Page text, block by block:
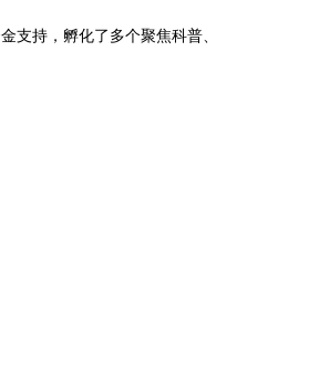
支持，孵化了多个聚焦科普、